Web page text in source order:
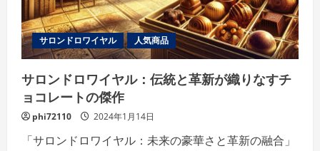
サロンドロワイヤル 人気商品
サロンドロワイヤル：伝統と革新が織りなすチ
ョコレートの傑作
phi72110 2024年1月14日
「サロンドロワイヤル：未来の豪華さと革新の融合」